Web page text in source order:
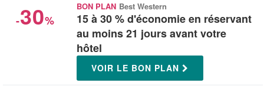
-30%
BON PLAN Best Western
15 à 30 % d'économie en réservant
au moins 21 jours avant votre
hôtel
VOIR LE BON PLAN